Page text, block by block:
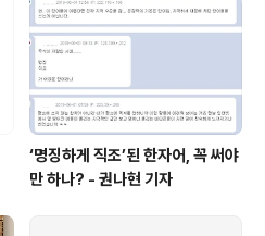
‘명징하게 직조’된 한자어, 꼭 써야
만 하나? - 권나현 기자